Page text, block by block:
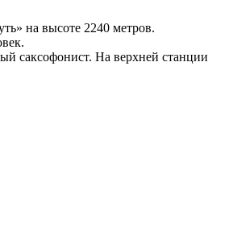
на высоте 2240 метров.
саксофонист. На верхней станции